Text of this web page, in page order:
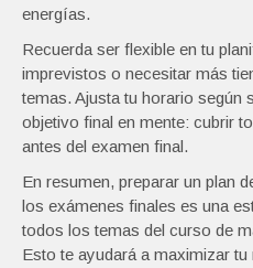
energías.
Recuerda ser flexible en tu
imprevistos o necesitar más
temas. Ajusta tu horario según
objetivo final en mente: cubrir
antes del examen final.
En resumen, preparar un plan
los exámenes finales es una
todos los temas del curso de
Esto te ayudará a maximizar